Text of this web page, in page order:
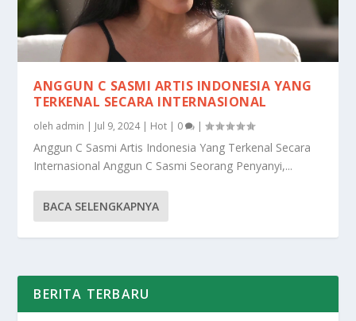
ANGGUN C SASMI ARTIS INDONESIA YANG
TERKENAL SECARA INTERNASIONAL
oleh admin | Jul 9, 2024| Hot | 0 |
Anggun C Sasmi Artis Indonesia Yang Terkenal Secara
Internasional Anggun C Sasmi Seorang Penyanyi,...
BACA SELENGKAPNYA
BERITA TERBARU